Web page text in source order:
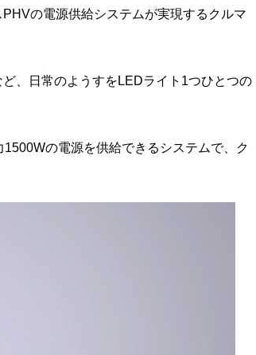
の電源供給システムが実現するクルマ
、日常のようすをLEDライト1つひとつの
の電源を供給できるシステムで、ク